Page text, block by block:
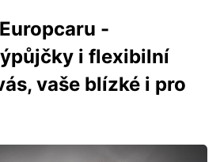
-
i flexibilní
vaše blízké i pro